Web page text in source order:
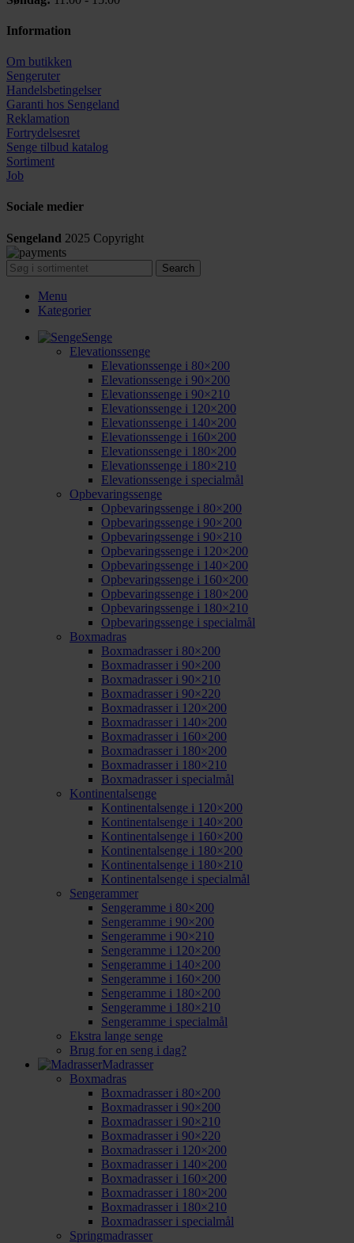
Information
Om butikken
Sengeruter
Handelsbetingelser
Garanti hos Sengeland
Reklamation
Fortrydelsesret
Senge tilbud katalog
Sortiment
Job
Sociale medier
Sengeland 2025 Copyright
Search
Menu
Kategorier
Senge
Elevationssenge
Elevationssenge i 80×200
Elevationssenge i 90×200
Elevationssenge i 90×210
Elevationssenge i 120×200
Elevationssenge i 140×200
Elevationssenge i 160×200
Elevationssenge i 180×200
Elevationssenge i 180×210
Elevationssenge i specialmål
Opbevaringssenge
Opbevaringssenge i 80×200
Opbevaringssenge i 90×200
Opbevaringssenge i 90×210
Opbevaringssenge i 120×200
Opbevaringssenge i 140×200
Opbevaringssenge i 160×200
Opbevaringssenge i 180×200
Opbevaringssenge i 180×210
Opbevaringssenge i specialmål
Boxmadras
Boxmadrasser i 80×200
Boxmadrasser i 90×200
Boxmadrasser i 90×210
Boxmadrasser i 90×220
Boxmadrasser i 120×200
Boxmadrasser i 140×200
Boxmadrasser i 160×200
Boxmadrasser i 180×200
Boxmadrasser i 180×210
Boxmadrasser i specialmål
Kontinentalsenge
Kontinentalsenge i 120×200
Kontinentalsenge i 140×200
Kontinentalsenge i 160×200
Kontinentalsenge i 180×200
Kontinentalsenge i 180×210
Kontinentalsenge i specialmål
Sengerammer
Sengeramme i 80×200
Sengeramme i 90×200
Sengeramme i 90×210
Sengeramme i 120×200
Sengeramme i 140×200
Sengeramme i 160×200
Sengeramme i 180×200
Sengeramme i 180×210
Sengeramme i specialmål
Ekstra lange senge
Brug for en seng i dag?
Madrasser
Boxmadras
Boxmadrasser i 80×200
Boxmadrasser i 90×200
Boxmadrasser i 90×210
Boxmadrasser i 90×220
Boxmadrasser i 120×200
Boxmadrasser i 140×200
Boxmadrasser i 160×200
Boxmadrasser i 180×200
Boxmadrasser i 180×210
Boxmadrasser i specialmål
Springmadrasser